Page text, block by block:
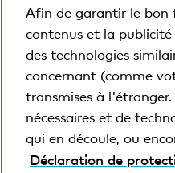
avec
© Banque Cler
La Banque Cler est
Afin de garantir le bon
contenus et la
des technologies
concernant (comme
transmises à
nécessaires et de
qui en découle, ou
Déclaration de